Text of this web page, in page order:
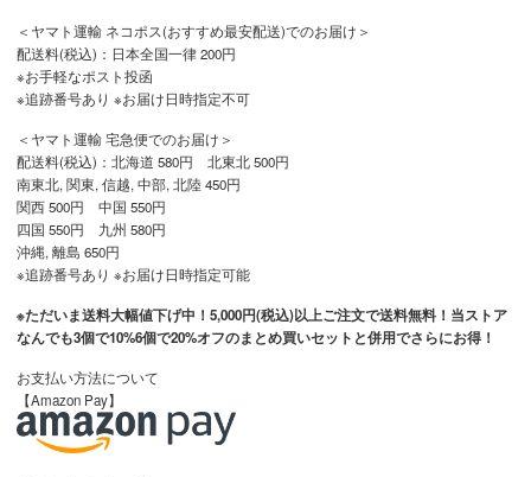
＜ヤマト運輸 ネコポス(おすすめ最安配送)でのお届け＞
配送料(税込)：日本全国一律 200円
※お手軽なポスト投函
※追跡番号あり ※お届け日時指定不可
＜ヤマト運輸 宅急便でのお届け＞
配送料(税込)：北海道 580円 北東北 500円
南東北, 関東, 信越, 中部, 北陸 450円
関西 500円 中国 550円
四国 550円 九州 580円
沖縄, 離島 650円
※追跡番号あり ※お届け日時指定可能
※ただいま送料大幅値下げ中！5,000円(税込)以上ご注文で送料無料！当ストア
なんでも3個で10%6個で20%オフのまとめ買いセットと併用でさらにお得！
お支払い方法について
【Amazon Pay】